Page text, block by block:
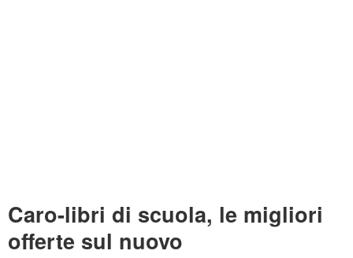
Caro-libri di scuola, le migliori
offerte sul nuovo